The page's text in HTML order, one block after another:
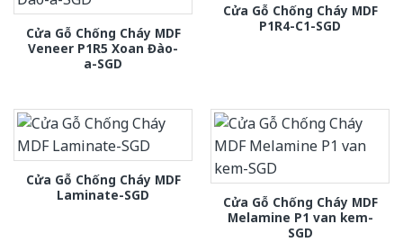
Cửa Gỗ Chống Cháy MDF
Veneer P1R5 Xoan Đào-
a-SGD
Cửa Gỗ Chống Cháy MDF
P1R4-C1-SGD
Cửa Gỗ Chống Cháy MDF
Laminate-SGD
Cửa Gỗ Chống Cháy MDF
Melamine P1 van kem-
SGD